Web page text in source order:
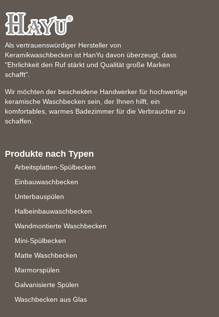
Als vertrauenswürdiger Hersteller von
Keramikwaschbecken ist HanYu davon überzeugt, dass
"Ehrlichkeit den Ruf stärkt und Qualität große Marken
schafft".
Wir möchten der bescheidene Handwerker für hochwertige
keramische Waschbecken sein, der Ihnen hilft, ein
komfortables, warmes Badezimmer für die Verbraucher zu
schaffen.
Produkte nach Typen
Arbeitsplatten-Spülbecken
Einbauwaschbecken
Unterbauspülen
Halbeinbauwaschbecken
Wandmontierte Waschbecken
Mini-Spülbecken
Matte Waschbecken
Marmorspülen
Galvanisierte Spülen
Waschbecken aus Glas